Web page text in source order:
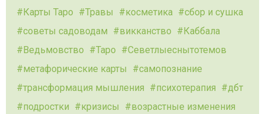
Карты Таро
Травы косметика
сбор и сушка
советы садоводам
викканство
Каббала
Ведьмовство
Таро
Севетлыеснытотемов
метафорические карты
самопознание
трансформация мышления
психотерапия
дбт
подростки
кризисы
возрастные изменения